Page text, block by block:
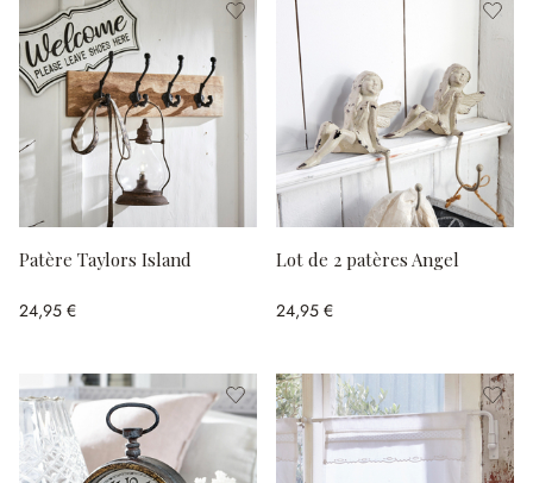
Patère Taylors Island
24,95 €
Lot de 2 patères Angel
24,95 €